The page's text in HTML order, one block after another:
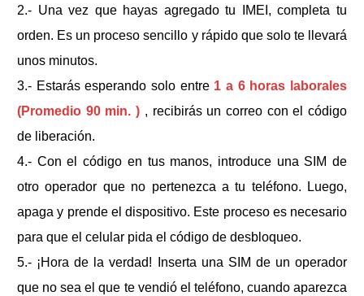
2.- Una vez que hayas agregado tu IMEI, completa tu
orden. Es un proceso sencillo y rápido que solo te llevará
unos minutos.
3.- Estarás esperando solo entre 1 a 6 horas laborales
(Promedio 90 min. ) , recibirás un correo con el código
de liberación.
4.- Con el código en tus manos, introduce una SIM de
otro operador que no pertenezca a tu teléfono. Luego,
apaga y prende el dispositivo. Este proceso es necesario
para que el celular pida el código de desbloqueo.
5.- ¡Hora de la verdad! Inserta una SIM de un operador
que no sea el que te vendió el teléfono, cuando aparezca